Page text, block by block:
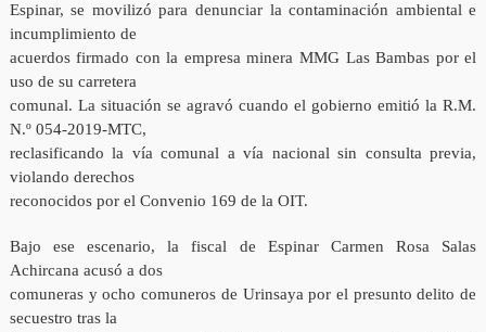
Espinar, se movilizó para denunciar la contaminación ambiental e
incumplimiento de
acuerdos firmado con la empresa minera MMG Las Bambas por el
uso de su carretera
comunal. La situación se agravó cuando el gobierno emitió la R.M.
N.º 054-2019-MTC,
reclasificando la vía comunal a vía nacional sin consulta previa,
violando derechos
reconocidos por el Convenio 169 de la OIT.
Bajo ese escenario, la fiscal de Espinar Carmen Rosa Salas
Achircana acusó a dos
comuneras y ocho comuneros de Urinsaya por el presunto delito de
secuestro tras la